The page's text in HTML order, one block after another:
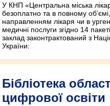
У КНП «Центральна міська
безоплатно та в повному
направленням лікаря чи в
медичні послуги згідно 14
заклад законтрактований з
України:
Бібліотека
цифрової освіти